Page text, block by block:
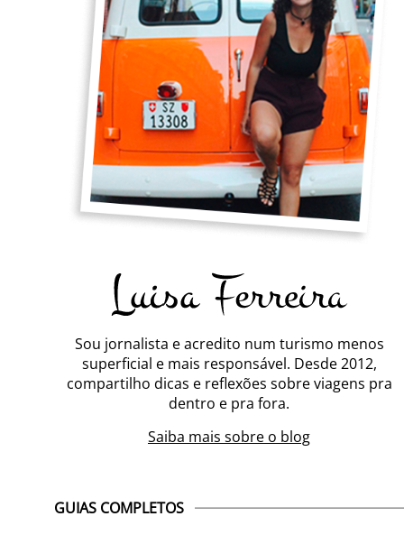
Sou jornalista e acredito num turismo menos
superficial e mais responsável. Desde 2012,
compartilho dicas e reflexões sobre viagens pra
dentro e pra fora.
Saiba mais sobre o blog
GUIAS COMPLETOS